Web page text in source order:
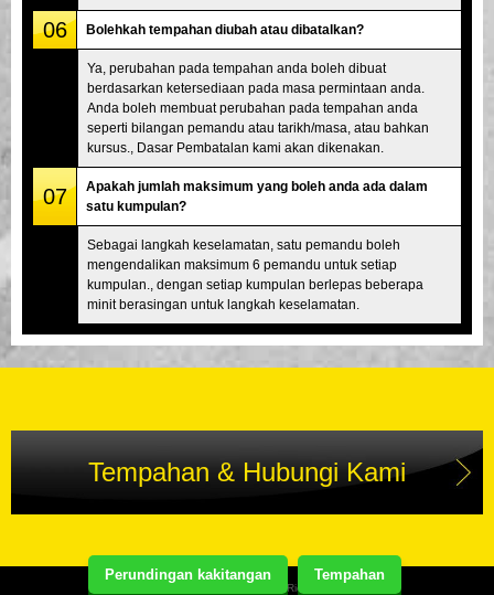
Perundingan kakitangan Tempahan
06 Bolehkah tempahan diubah atau dibatalkan?
Ya, perubahan pada tempahan anda boleh dibuat
berdasarkan ketersediaan pada masa permintaan anda.
Anda boleh membuat perubahan pada tempahan anda
seperti bilangan pemandu atau tarikh/masa, atau bahkan
kursus., Dasar Pembatalan kami akan dikenakan.
07
Apakah jumlah maksimum yang boleh anda ada dalam
satu kumpulan?
Sebagai langkah keselamatan, satu pemandu boleh
mengendalikan maksimum 6 pemandu untuk setiap
kumpulan., dengan setiap kumpulan berlepas beberapa
minit berasingan untuk langkah keselamatan.
Tempahan & Hubungi Kami
Copyright(C) Street Kart Tour. All Rights Reserved.